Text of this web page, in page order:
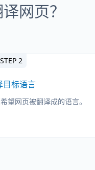
网页？
STEP 2
目标语言
望网页被翻译成的语言。